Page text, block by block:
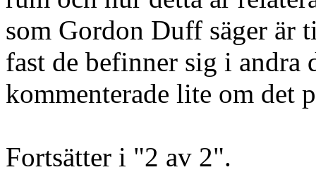
som Gordon Duff säger är
fast de befinner sig i andra
kommenterade lite om det
Fortsätter i "2 av 2".